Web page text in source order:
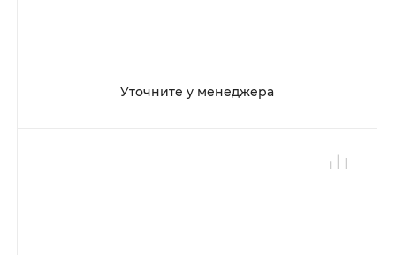
Уточните у менеджера